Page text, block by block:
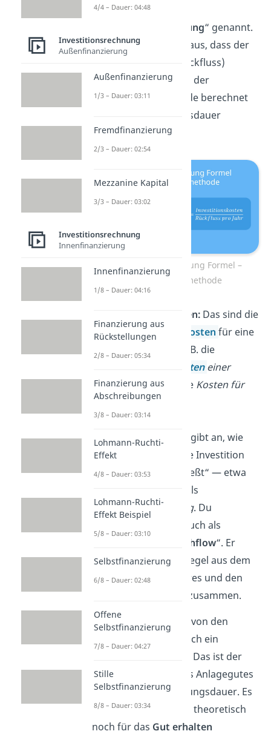
auch „statische
Amortisationsrechnung“ genannt.
Denn sie geht davon aus, dass der
(Rückfluss)
konstantbleibt. Nach der
Durchschnittsmethode berechnet
sich die Amortisationsdauer
folgendermaßen:
Amortisationsrechnung Formel –
Durchschnittsmethode
Investitionskosten: Das sind die
ursprünglichen
Kostenfür eine
Investition, wie z. B. die
Anschaffungskosteneiner
Maschineoder die Kosten für
ein neues Projekt
Rückfluss:Dieser gibt an, wie
viel Geld durch die Investition
jährlich „zurückfließt“ — etwa
oder als
Kosteneinsparung. Du
bezeichnest ihn auch als
Investitions-Cashflow“. Er
setzt sich in der Regel aus dem
Gewinneines Jahres und den
zusammen.
Tipp:Manchmal wird von den
Investitionskosten noch ein
. Das ist der
geschätzte Wert eines Anlagegutes
am Ende seiner Nutzungsdauer. Es
ist der Betrag, den du theoretisch
noch für das Gut erhalten
4/4 – Dauer: 04:48
Investitionsrechnung
Außenfinanzierung
Außenfinanzierung
1/3 – Dauer: 03:11
Fremdfinanzierung
2/3 – Dauer: 02:54
Mezzanine Kapital
3/3 – Dauer: 03:02
Investitionsrechnung
Innenfinanzierung
Innenfinanzierung
1/8 – Dauer: 04:16
Finanzierung aus
Rückstellungen
2/8 – Dauer: 05:34
Finanzierung aus
Abschreibungen
3/8 – Dauer: 03:14
Lohmann-Ruchti-
Effekt
4/8 – Dauer: 03:53
Lohmann-Ruchti-
Effekt Beispiel
5/8 – Dauer: 03:10
Selbstfinanzierung
6/8 – Dauer: 02:48
Offene
Selbstfinanzierung
7/8 – Dauer: 04:27
Stille
Selbstfinanzierung
8/8 – Dauer: 03:34